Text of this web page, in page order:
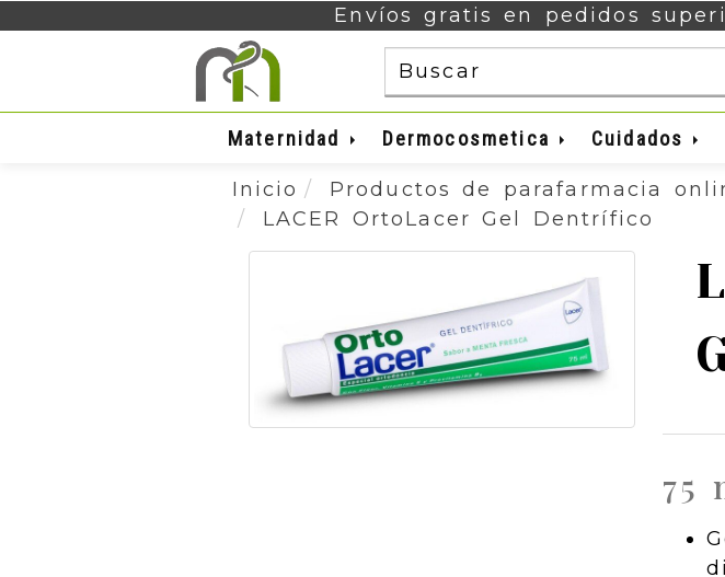
Envíos gratis en pedidos
Maternidad Dermocosmetica Cuidados
Inicio Productos de parafarmacia
LACER OrtoLacer Gel Dentrífico
75